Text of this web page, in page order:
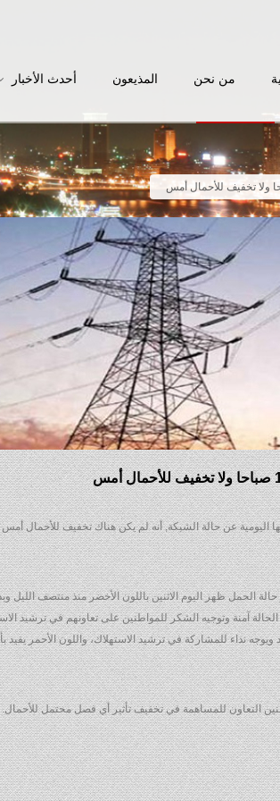
من نحن المذيعون أحدث الأخبار
اليومية عن حالة الشبكة, أنه لم يكن هناك تخفيف للأحمال
ظهر اليوم الاثنين باللون الأخضر منذ منتصف الليل وبداية اليوم
آمنة وتوجيه الشكر للمواطنين على تعاونهم في ترشيد
نداء للمشاركة في ترشيد الاستهلاك، واللون الأحمر يفيد
التعاون للمساهمة في تخفيف تأثير أي فصل محتمل للأحمال.